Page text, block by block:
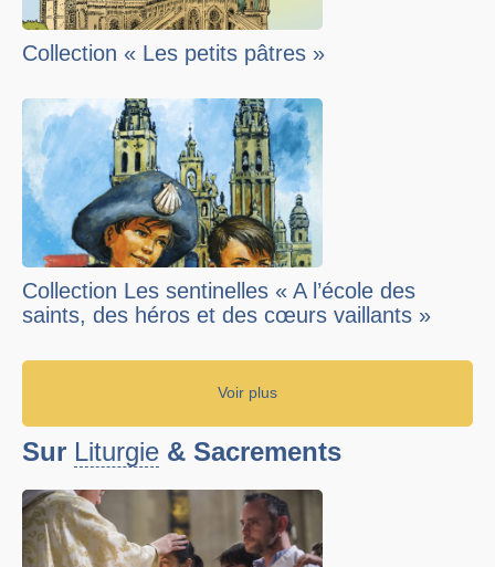
Collection « Les petits pâtres »
Collection Les sentinelles « A l’école des
saints, des héros et des cœurs vaillants »
Voir plus
Sur Liturgie & Sacrements